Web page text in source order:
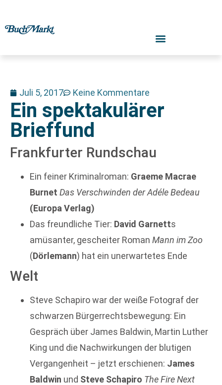
Juli 5, 2017 Keine Kommentare
Ein spektakulärer
Brieffund
Frankfurter Rundschau
Ein feiner Kriminalroman: Graeme Macrae
Burnet Das Verschwinden der Adéle Bedeau
(Europa Verlag)
Das freundliche Tier: David Garnetts
amüsanter, gescheiter Roman Mann im Zoo
(Dörlemann) hat ein unerwartetes Ende
Welt
Steve Schapiro war der weiße Fotograf der
schwarzen Bürgerrechtsbewegung: Ein
Gespräch über James Baldwin, Martin Luther
King und die Nachwirkungen der blutigen
Vergangenheit – jetzt erschienen: James
Baldwin und Steve Schapiro The Fire Next